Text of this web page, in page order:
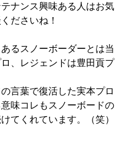
ナンス興味ある人はお気
ださいね！
るスノーボーダーとは当
、レジェンドは豊田貢プ
言葉で復活した実本プロ
味コレもスノーボードの
てくれています。（笑）